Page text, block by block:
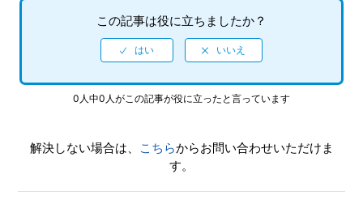
【PS5/ツーポイントミュージアム】シェア機能に対応してい
ますか（制限されている機能はありますか）
【PS5/ツーポイントミュージアム】難易度設定はありますか
【PS5/ツーポイントミュージアム】言語（音声）設定はあり
ますか（日本語以外の言語や、音声は選べますか）
この記事は役に立ちましたか？
0人中0人がこの記事が役に立ったと言っています
解決しない場合は、 こちらからお問い合わせいただけま
す。